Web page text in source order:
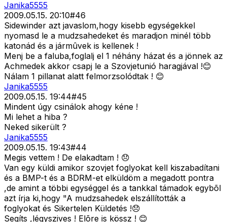
Janika5555
2009.05.15. 20:10#46
Sidewinder azt javaslom,hogy kisebb egységekkel
nyomasd le a mudzsahedeket és maradjon minél több
katonád és a jármûvek is kellenek !
Menj be a faluba,foglalj el 1 néhány házat és a jönnek az
Achmedek akkor csapj le a Szovjetunió haragjával !😊
Nálam 1 pillanat alatt felmorzsolódtak ! 😊
Janika5555
2009.05.15. 19:44#45
Mindent úgy csinálok ahogy kéne !
Mi lehet a hiba ?
Neked sikerült ?
Janika5555
2009.05.15. 19:43#44
Megis vettem ! De elakadtam ! 😞
Van egy küldi amikor szovjet foglyokat kell kiszabadítani
és a BMP-t és a BDRM-et elküldöm a megadott pontra
,de amint a többi egységgel és a tankkal támadok egybõl
azt írja ki,hogy "A mudzsahedek elszállították a
foglyokat és Sikertelen Küldetés !😞
Segíts ,légyszives ! Elõre is kössz ! 😊